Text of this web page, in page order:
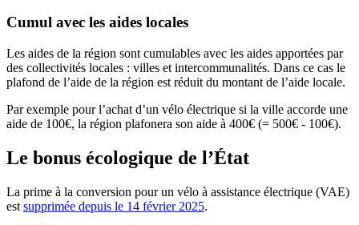
Cumul avec les aides locales
Les aides de la région sont cumulables avec les aides apportées par
des collectivités locales : villes et intercommunalités. Dans ce cas le
plafond de l’aide de la région est réduit du montant de l’aide locale.
Par exemple pour l’achat d’un vélo électrique si la ville accorde une
aide de 100€, la région plafonera son aide à 400€ (= 500€ - 100€).
Le bonus écologique de l’État
La prime à la conversion pour un vélo à assistance électrique (VAE)
est supprimée depuis le 14 février 2025.